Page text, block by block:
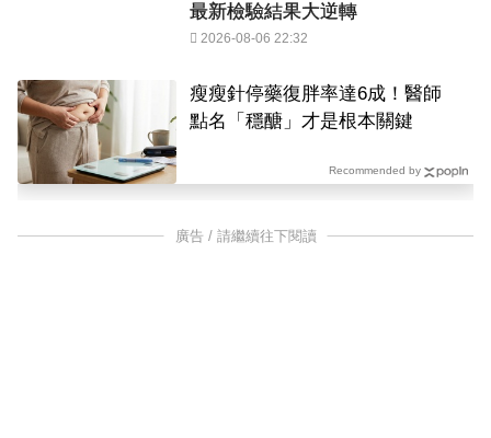
最新檢驗結果大逆轉
2026-08-06 22:32
瘦瘦針停藥復胖率達6成！醫師
點名「穩醣」才是根本關鍵
Recommended by
廣告 / 請繼續往下閱讀